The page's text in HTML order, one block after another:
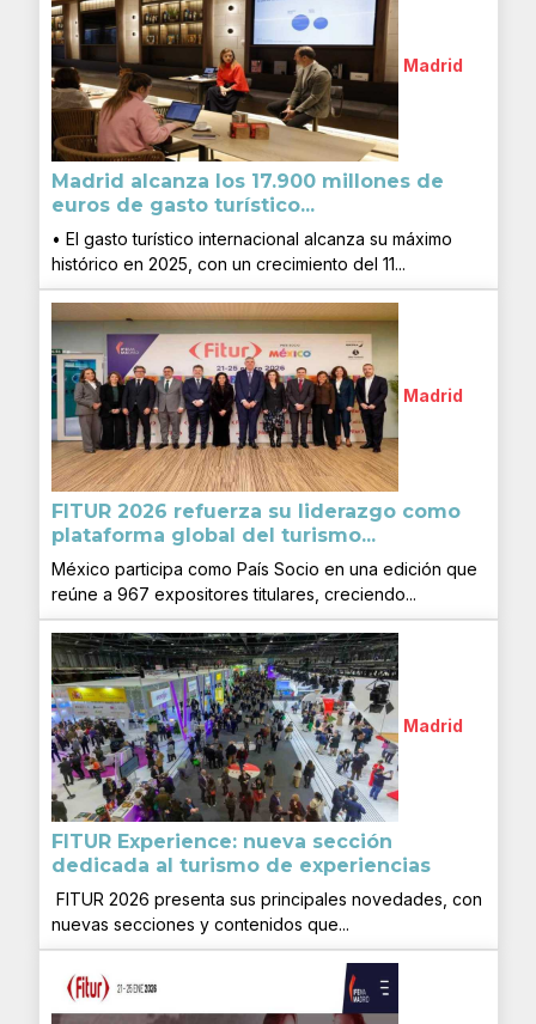
Madrid
Madrid alcanza los 17.900 millones de
euros de gasto turístico...
• El gasto turístico internacional alcanza su máximo
histórico en 2025, con un crecimiento del 11...
Madrid
FITUR 2026 refuerza su liderazgo como
plataforma global del turismo...
México participa como País Socio en una edición que
reúne a 967 expositores titulares, creciendo...
Madrid
FITUR Experience: nueva sección
dedicada al turismo de experiencias
FITUR 2026 presenta sus principales novedades, con
nuevas secciones y contenidos que...